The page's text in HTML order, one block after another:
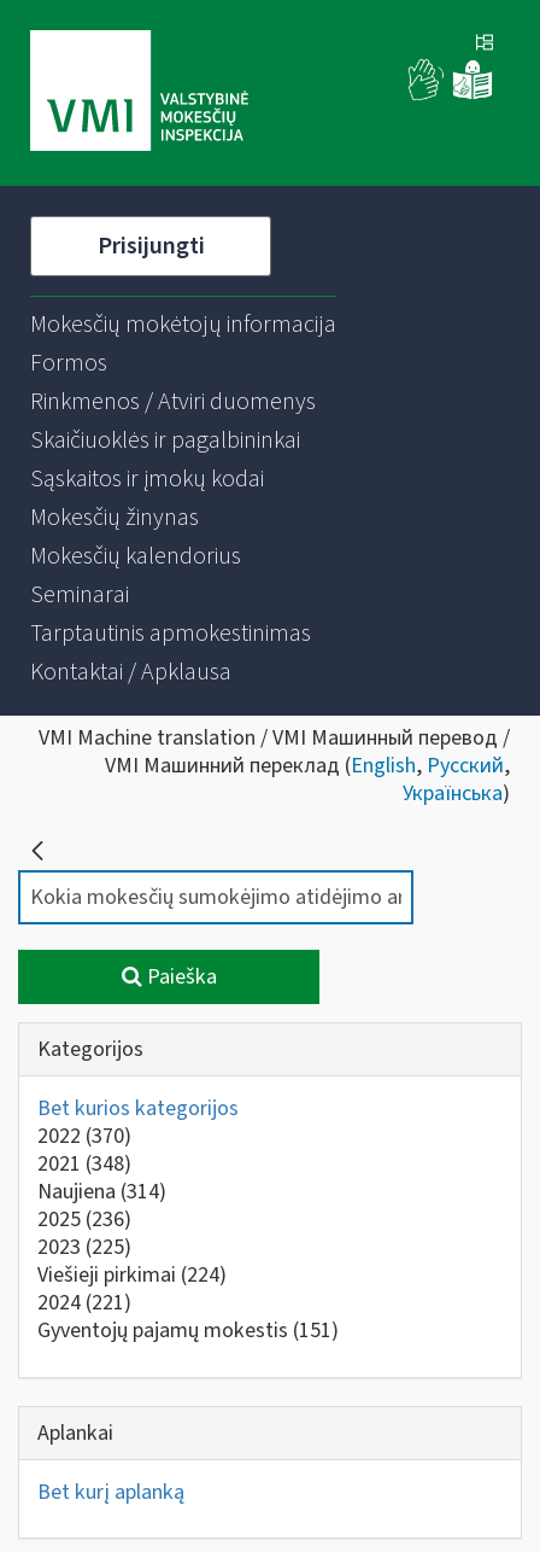
Prisijungti
Mokesčių mokėtojų informacija
Formos
Rinkmenos / Atviri duomenys
Skaičiuoklės ir pagalbininkai
Sąskaitos ir įmokų kodai
Mokesčių žinynas
Mokesčių kalendorius
Seminarai
Tarptautinis apmokestinimas
Kontaktai / Apklausa
VMI Machine translation / VMI Машинный перевод /
VMI Машинний переклад (English, Русский,
Українська)
Paieška
Kategorijos
Bet kurios kategorijos
2022 (370)
2021 (348)
Naujiena (314)
2025 (236)
2023 (225)
Viešieji pirkimai (224)
2024 (221)
Gyventojų pajamų mokestis (151)
Aplankai
Bet kurį aplanką